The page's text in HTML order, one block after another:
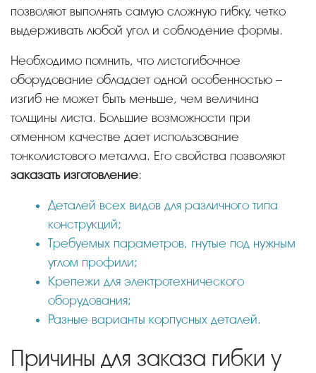
позволяют выполнять самую сложную гибку, четко
выдерживать любой угол и соблюдение формы.
Необходимо помнить, что листогибочное
оборудование обладает одной особенностью –
изгиб не может быть меньше, чем величина
толщины листа. Большие возможности при
отменном качестве дает использование
тонколистового металла. Его свойства позволяют
заказать изготовление:
Деталей всех видов для различного типа
конструкций;
Требуемых параметров, гнутые под нужным
углом профили;
Крепежи для электротехнического
оборудования;
Разные варианты корпусных деталей.
Причины для заказа гибки у